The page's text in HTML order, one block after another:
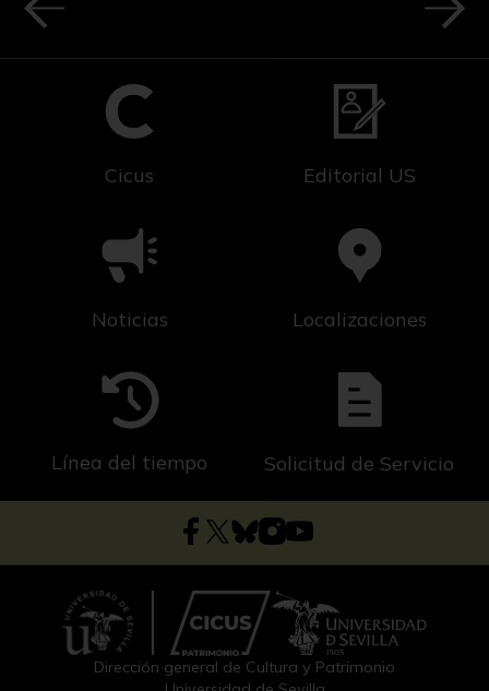
Cicus Editorial US
Noticias Localizaciones
Línea del tiempo Solicitud de Servicio
Dirección general de Cultura y Patrimonio